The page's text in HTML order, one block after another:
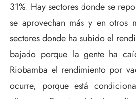
31%. Hay sectores donde se
se aprovechan más y en otros
sectores donde ha subido el
bajado porque la gente ha
Riobamba el rendimiento por
ocurre, porque está